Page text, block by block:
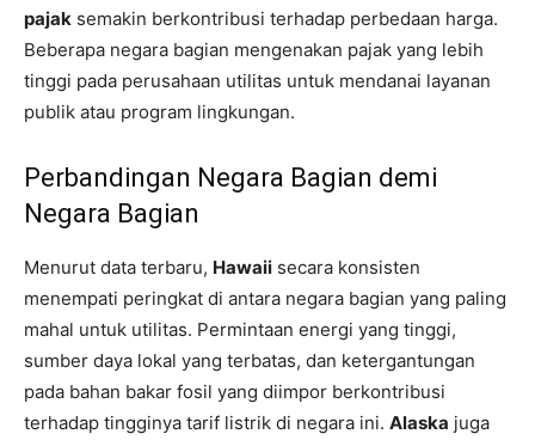
pajak semakin berkontribusi terhadap perbedaan harga.
Beberapa negara bagian mengenakan pajak yang lebih
tinggi pada perusahaan utilitas untuk mendanai layanan
publik atau program lingkungan.
Perbandingan Negara Bagian demi
Negara Bagian
Menurut data terbaru, Hawaii secara konsisten
menempati peringkat di antara negara bagian yang paling
mahal untuk utilitas. Permintaan energi yang tinggi,
sumber daya lokal yang terbatas, dan ketergantungan
pada bahan bakar fosil yang diimpor berkontribusi
terhadap tingginya tarif listrik di negara ini. Alaska juga